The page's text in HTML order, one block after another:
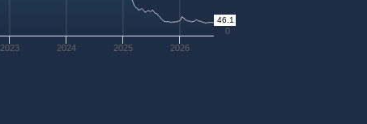
2023 2024 2025 2026
0
46.1